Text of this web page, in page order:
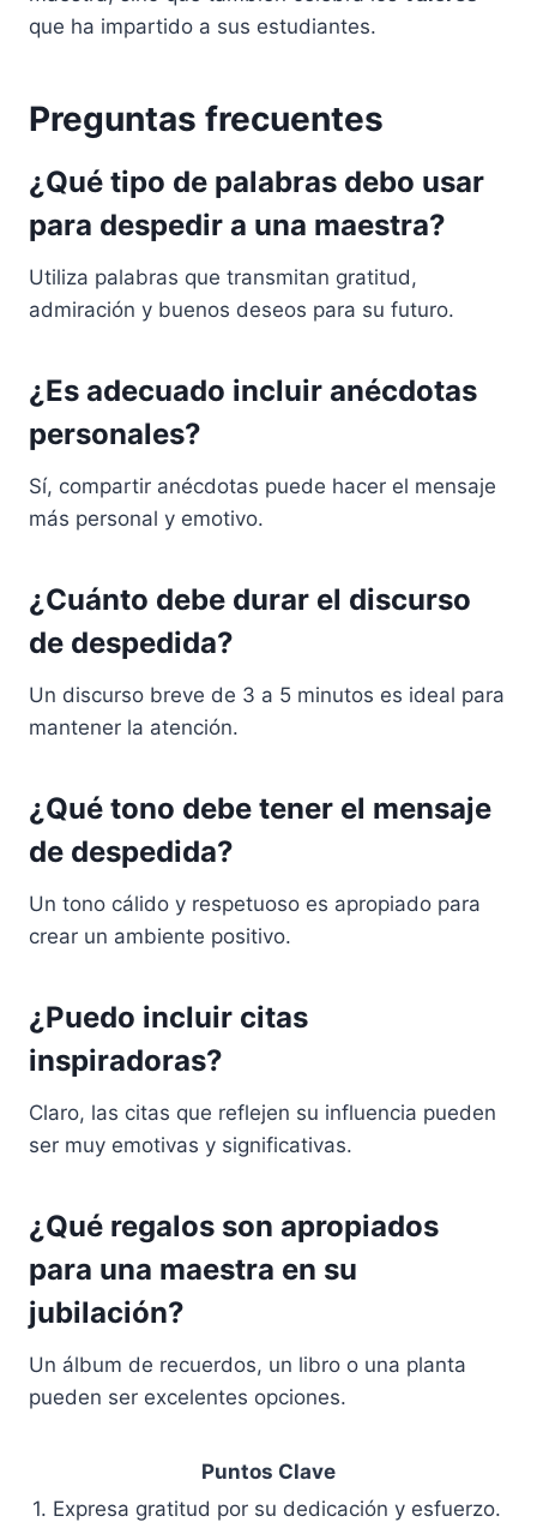
que ha impartido a sus estudiantes.
Preguntas frecuentes
¿Qué tipo de palabras debo usar
para despedir a una maestra?
Utiliza palabras que transmitan gratitud,
admiración y buenos deseos para su futuro.
¿Es adecuado incluir anécdotas
personales?
Sí, compartir anécdotas puede hacer el mensaje
más personal y emotivo.
¿Cuánto debe durar el discurso
de despedida?
Un discurso breve de 3 a 5 minutos es ideal para
mantener la atención.
¿Qué tono debe tener el mensaje
de despedida?
Un tono cálido y respetuoso es apropiado para
crear un ambiente positivo.
¿Puedo incluir citas
inspiradoras?
Claro, las citas que reflejen su influencia pueden
ser muy emotivas y significativas.
¿Qué regalos son apropiados
para una maestra en su
jubilación?
Un álbum de recuerdos, un libro o una planta
pueden ser excelentes opciones.
Puntos Clave
1. Expresa gratitud por su dedicación y esfuerzo.